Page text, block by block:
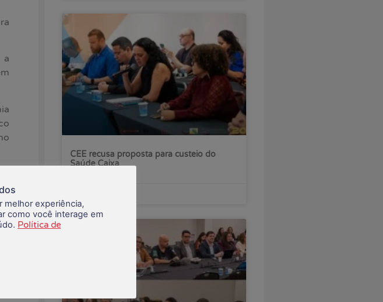
a
o
CEE recusa proposta para custeio do
Saúde Caixa
melhor experiência,
como você interage em
Política de